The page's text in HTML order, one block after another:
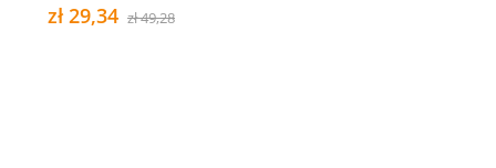
zł 29,34 zł 49,28